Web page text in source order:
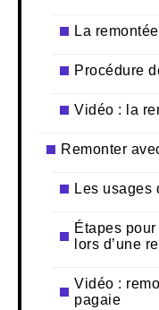
La
Procédure
Vidéo : la
Remonter
Les usages
Étapes
lors d’une
Vidéo :
pagaie